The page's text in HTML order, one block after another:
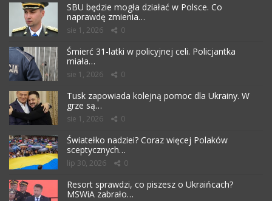
SBU będzie mogła działać w Polsce. Co
naprawdę zmienia…
sie 1, 2026 0
Śmierć 31-latki w policyjnej celi. Policjantka
miała…
sie 1, 2026 0
Tusk zapowiada kolejną pomoc dla Ukrainy. W
grze są…
sie 1, 2026 0
Światełko nadziei? Coraz więcej Polaków
sceptycznych…
lip 30, 2026 0
Resort sprawdzi, co piszesz o Ukraińcach?
MSWiA zabrało…